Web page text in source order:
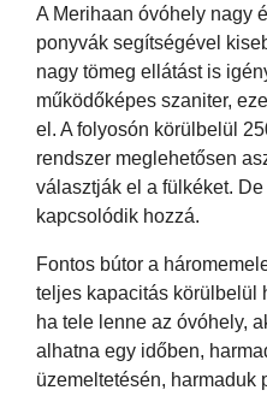
A Merihaan óvóhely nagy
ponyvák segítségével
nagy tömeg ellátást is
működőképes szaniter,
el. A folyosón körülbelül
rendszer meglehetősen
választják el a fülkéket.
kapcsolódik hozzá.
Fontos bútor a
teljes kapacitás körülbelül
ha tele lenne az óvóhely,
alhatna egy időben,
üzemeltetésén, harmaduk